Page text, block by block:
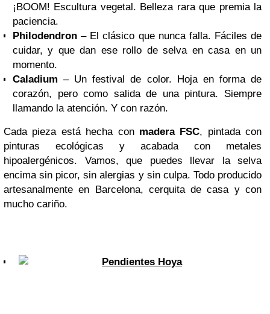
¡BOOM! Escultura vegetal. Belleza rara que premia la
paciencia.
Philodendron – El clásico que nunca falla. Fáciles de
cuidar, y que dan ese rollo de selva en casa en un
momento.
Caladium – Un festival de color. Hoja en forma de
corazón, pero como salida de una pintura. Siempre
llamando la atención. Y con razón.
Cada pieza está hecha con madera FSC, pintada con
pinturas ecológicas y acabada con metales
hipoalergénicos. Vamos, que puedes llevar la selva
encima sin picor, sin alergias y sin culpa. Todo producido
artesanalmente en Barcelona, cerquita de casa y con
mucho cariño.